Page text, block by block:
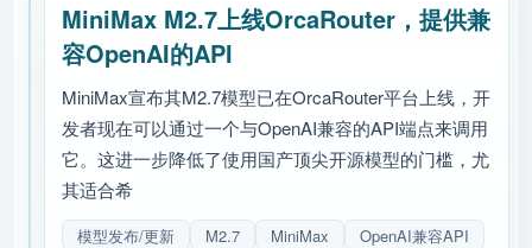
MiniMax M2.7上线OrcaRouter，提供兼
容OpenAI的API
MiniMax宣布其M2.7模型已在OrcaRouter平台上线，开
发者现在可以通过一个与OpenAI兼容的API端点来调用
它。这进一步降低了使用国产顶尖开源模型的门槛，尤
其适合希
模型发布/更新 M2.7 MiniMax
OpenAI兼容API